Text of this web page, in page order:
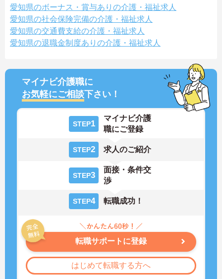
愛知県のボーナス・賞与ありの介護・福祉求人
愛知県の社会保険完備の介護・福祉求人
愛知県の交通費支給の介護・福祉求人
愛知県の退職金制度ありの介護・福祉求人
マイナビ介護職に
お気軽にご相談下さい！
STEP1
マイナビ介護
職にご登録
STEP2 求人のご紹介
STEP3
面接・条件交
渉
STEP4 転職成功！
転職サポートに登録
はじめて転職する方へ